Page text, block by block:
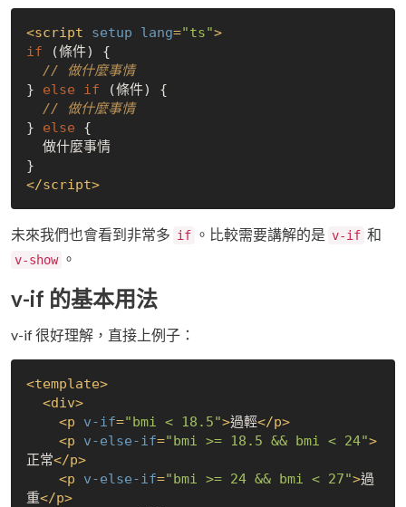
<script setup lang="ts">
if (條件) {
// 做什麼事情
} else if (條件) {
// 做什麼事情
} else {
</script>
未來我們也會看到非常多 if 。比較需要講解的是 v-if 和
v-show 。
v-if 的基本用法
v-if 很好理解，直接上例子：
<template>
<div>
<p v-if="bmi < 18.5">過輕</p>
<p v-else-if="bmi >= 18.5 && bmi < 24">
正常</p>
<p v-else-if="bmi >= 24 && bmi < 27">過
重</p>